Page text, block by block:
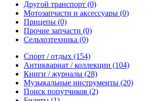
Другой транспорт (0)
Мотозапчасти и аксессуары (0)
Прицепы (0)
Прочие запчасти (0)
Сельхозтехника (0)
Спорт / отдых (154)
Антиквариат / коллекции (104)
Книги / журналы (28)
Музыкальные инструменты (20)
Поиск попутчиков (2)